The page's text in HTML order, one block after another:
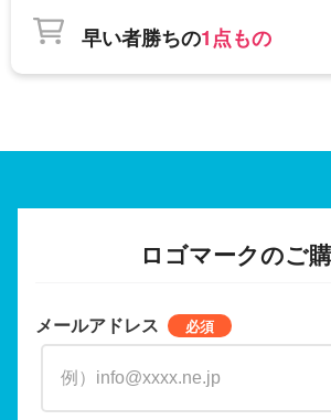
早い者勝ちの1点もの
ロゴマークのご
メールアドレス